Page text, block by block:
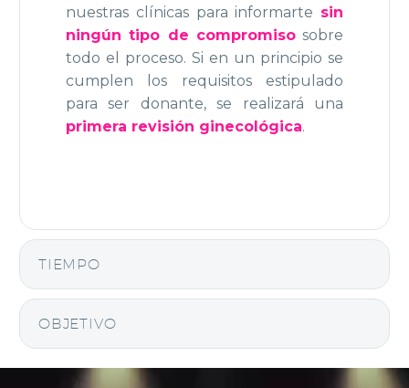
nuestras clínicas para informarte sin
ningún tipo de compromisosobre
todo el proceso. Si en un principio se
cumplen los requisitos estipulado
para ser donante, se realizará una
primera revisión ginecológica.
TIEMPO
OBJETIVO